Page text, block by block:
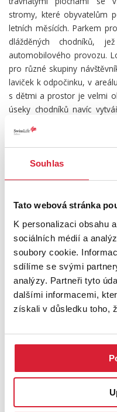
Souhlas
Tato webová stránka
K personalizaci obsahu
sociálních médií a
soubory cookie.
sdílíme se svými
analýzy. Partneři tyto
dalšími informacemi,
získali v důsledku toho,
stromy, které obyvatelům
letních měsících. Parkem
dlážděných chodníků,
automobilového provozu.
pro různé skupiny
laviček k odpočinku, v
s dětmi a prostor je velmi
úseky chodníků navíc
běžce, vyznavače
park Polabiny tak tvoří
kvality života v této části
Říkáte si, to je přesně to, co
tvorby financování na míru
exkluzivním podmínkám u
trhu a kvalitnímu
Vám doporučíme nejlepší
Více informací u makléře
společnou prohlídku.
PODROBNOSTI